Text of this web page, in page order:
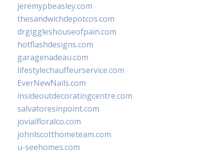
jeremypbeasley.com
thesandwichdepotcos.com
drgiggleshouseofpain.com
hotflashdesigns.com
garagenadeau.com
lifestylechauffeurservice.com
EverNewNails.com
insideoutdecoratingcentre.com
salvatoresinpoint.com
jovialfloralco.com
johnlscotthometeam.com
u-seehomes.com